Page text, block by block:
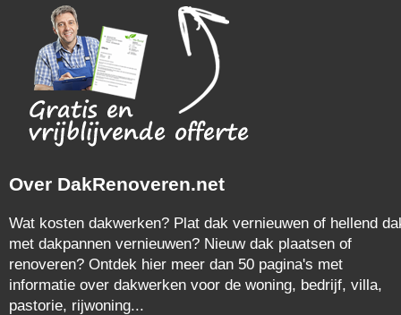
Over DakRenoveren.net
Wat kosten dakwerken? Plat dak vernieuwen of hellend
met dakpannen vernieuwen? Nieuw dak plaatsen of
renoveren? Ontdek hier meer dan 50 pagina's met
informatie over dakwerken voor de woning, bedrijf, villa,
pastorie, rijwoning...